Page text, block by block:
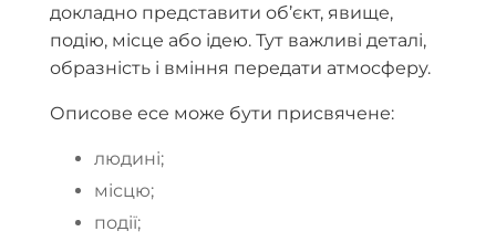
докладно представити об’єкт, явище,
подію, місце або ідею. Тут важливі деталі,
образність і вміння передати атмосферу.
Описове есе може бути присвячене:
людині;
місцю;
події;